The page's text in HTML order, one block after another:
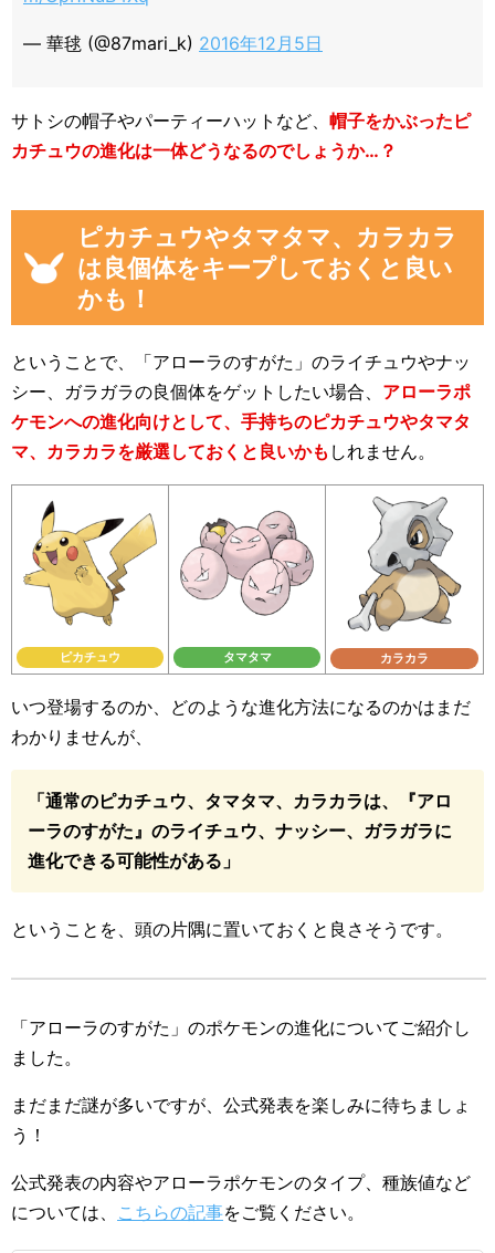
— 華毬 (@87mari_k) 2016年12月5日
サトシの帽子やパーティーハットなど、 帽子をかぶったピ
カチュウの進化は一体どうなるのでしょうか…？
ピカチュウやタマタマ、カラカラ
は良個体をキープしておくと良い
かも！
ということで、「アローラのすがた」のライチュウやナッ
シー、ガラガラの良個体をゲットしたい場合、 アローラポ
ケモンへの進化向けとして、手持ちのピカチュウやタマタ
マ、カラカラを厳選しておくと良いかも しれません。
ピカチュウ タマタマ カラカラ
いつ登場するのか、どのような進化方法になるのかはまだ
わかりませんが、
「通常のピカチュウ、タマタマ、カラカラは、『アロ
ーラのすがた』のライチュウ、ナッシー、ガラガラに
進化できる可能性がある」
ということを、頭の片隅に置いておくと良さそうです。
「アローラのすがた」のポケモンの進化についてご紹介し
ました。
まだまだ謎が多いですが、公式発表を楽しみに待ちましょ
う！
公式発表の内容やアローラポケモンのタイプ、種族値など
については、 こちらの記事をご覧ください。